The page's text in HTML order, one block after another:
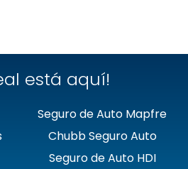
está aquí!
Seguro de Auto Mapfre
Chubb Seguro Auto
Seguro de Auto HDI